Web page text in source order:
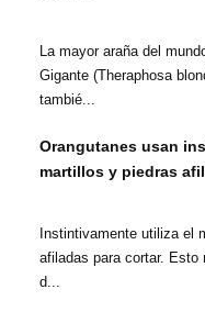
La mayor araña del
Gigante (Theraphosa
tambié...
Orangutanes usan
martillos y piedras
Instintivamente utiliza el
afiladas para cortar. Esto
d...